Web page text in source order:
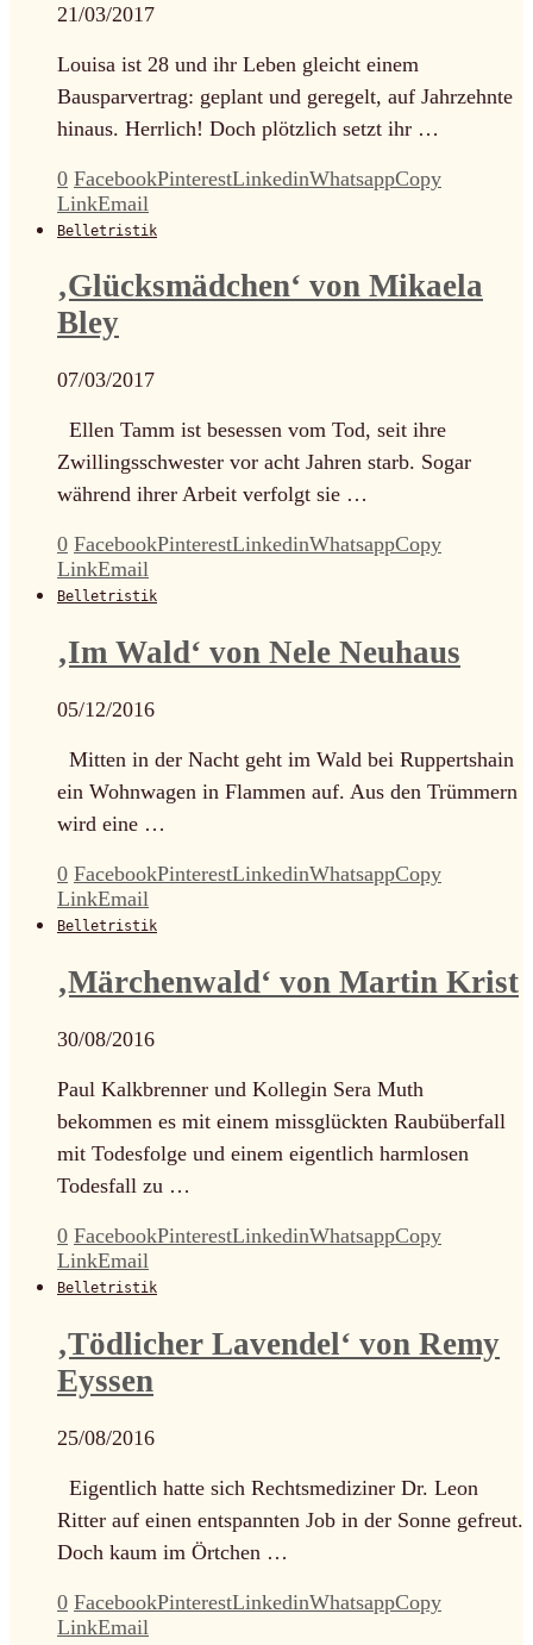
21/03/2017
Louisa ist 28 und ihr Leben gleicht einem
Bausparvertrag: geplant und geregelt, auf Jahrzehnte
hinaus. Herrlich! Doch plötzlich setzt ihr …
0 FacebookPinterestLinkedinWhatsappCopy
LinkEmail
Belletristik
‚Glücksmädchen‘ von Mikaela
Bley
07/03/2017
Ellen Tamm ist besessen vom Tod, seit ihre
Zwillingsschwester vor acht Jahren starb. Sogar
während ihrer Arbeit verfolgt sie …
0 FacebookPinterestLinkedinWhatsappCopy
LinkEmail
Belletristik
‚Im Wald‘ von Nele Neuhaus
05/12/2016
Mitten in der Nacht geht im Wald bei Ruppertshain
ein Wohnwagen in Flammen auf. Aus den Trümmern
wird eine …
0 FacebookPinterestLinkedinWhatsappCopy
LinkEmail
Belletristik
‚Märchenwald‘ von Martin Krist
30/08/2016
Paul Kalkbrenner und Kollegin Sera Muth
bekommen es mit einem missglückten Raubüberfall
mit Todesfolge und einem eigentlich harmlosen
Todesfall zu …
0 FacebookPinterestLinkedinWhatsappCopy
LinkEmail
Belletristik
‚Tödlicher Lavendel‘ von Remy
Eyssen
25/08/2016
Eigentlich hatte sich Rechtsmediziner Dr. Leon
Ritter auf einen entspannten Job in der Sonne gefreut.
Doch kaum im Örtchen …
0 FacebookPinterestLinkedinWhatsappCopy
LinkEmail